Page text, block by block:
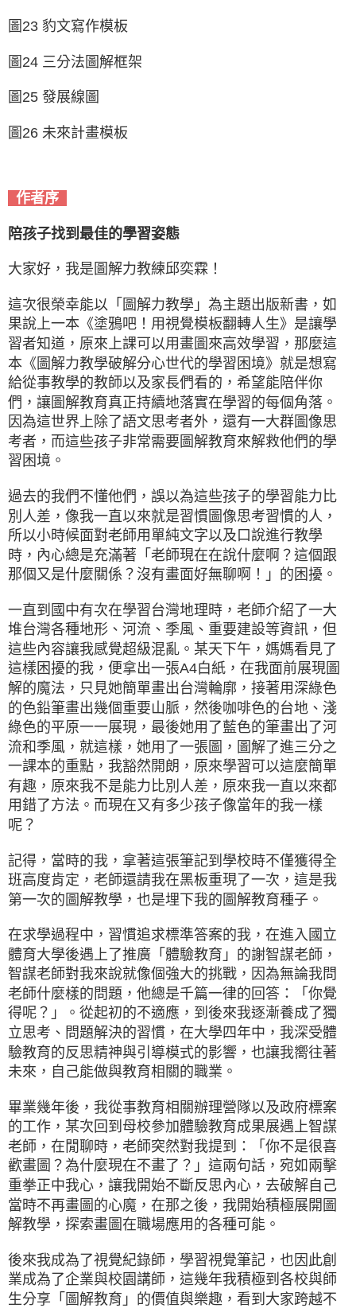
圖23 豹文寫作模板
圖24 三分法圖解框架
圖25 發展線圖
圖26 未來計畫模板
作者序
陪孩子找到最佳的學習姿態
大家好，我是圖解力教練邱奕霖！
這次很榮幸能以「圖解力教學」為主題出版新書，如
果說上一本《塗鴉吧！用視覺模板翻轉人生》是讓學
習者知道，原來上課可以用畫圖來高效學習，那麼這
本《圖解力教學破解分心世代的學習困境》就是想寫
給從事教學的教師以及家長們看的，希望能陪伴你
們，讓圖解教育真正持續地落實在學習的每個角落。
因為這世界上除了語文思考者外，還有一大群圖像思
考者，而這些孩子非常需要圖解教育來解救他們的學
習困境。
過去的我們不懂他們，誤以為這些孩子的學習能力比
別人差，像我一直以來就是習慣圖像思考習慣的人，
所以小時候面對老師用單純文字以及口說進行教學
時，內心總是充滿著「老師現在在說什麼啊？這個跟
那個又是什麼關係？沒有畫面好無聊啊！」的困擾。
一直到國中有次在學習台灣地理時，老師介紹了一大
堆台灣各種地形、河流、季風、重要建設等資訊，但
這些內容讓我感覺超級混亂。某天下午，媽媽看見了
這樣困擾的我，便拿出一張A4白紙，在我面前展現圖
解的魔法，只見她簡單畫出台灣輪廓，接著用深綠色
的色鉛筆畫出幾個重要山脈，然後咖啡色的台地、淺
綠色的平原一一展現，最後她用了藍色的筆畫出了河
流和季風，就這樣，她用了一張圖，圖解了進三分之
一課本的重點，我豁然開朗，原來學習可以這麼簡單
有趣，原來我不是能力比別人差，原來我一直以來都
用錯了方法。而現在又有多少孩子像當年的我一樣
呢？
記得，當時的我，拿著這張筆記到學校時不僅獲得全
班高度肯定，老師還請我在黑板重現了一次，這是我
第一次的圖解教學，也是埋下我的圖解教育種子。
在求學過程中，習慣追求標準答案的我，在進入國立
體育大學後遇上了推廣「體驗教育」的謝智謀老師，
智謀老師對我來說就像個強大的挑戰，因為無論我問
老師什麼樣的問題，他總是千篇一律的回答：「你覺
得呢？」。從起初的不適應，到後來我逐漸養成了獨
立思考、問題解決的習慣，在大學四年中，我深受體
驗教育的反思精神與引導模式的影響，也讓我嚮往著
未來，自己能做與教育相關的職業。
畢業幾年後，我從事教育相關辦理營隊以及政府標案
的工作，某次回到母校參加體驗教育成果展遇上智謀
老師，在閒聊時，老師突然對我提到：「你不是很喜
歡畫圖？為什麼現在不畫了？」這兩句話，宛如兩擊
重拳正中我心，讓我開始不斷反思內心，去破解自己
當時不再畫圖的心魔，在那之後，我開始積極展開圖
解教學，探索畫圖在職場應用的各種可能。
後來我成為了視覺紀錄師，學習視覺筆記，也因此創
業成為了企業與校園講師，這幾年我積極到各校與師
生分享「圖解教育」的價值與樂趣，看到大家跨越不